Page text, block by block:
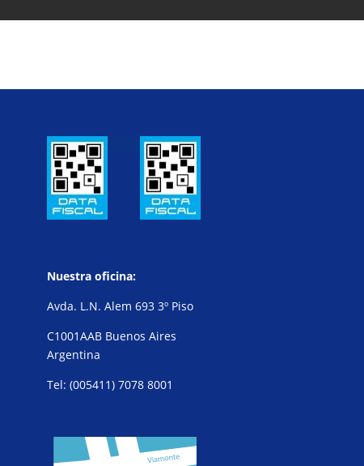
Nuestra oficina:
Avda. L.N. Alem 693 3º Piso
C1001AAB Buenos Aires
Argentina
Tel: (005411) 7078 8001